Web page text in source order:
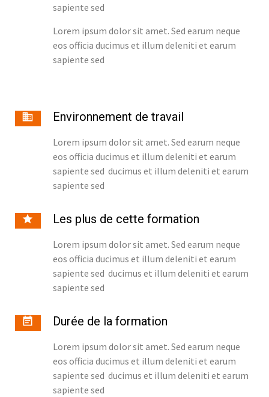
sapiente sed
Lorem ipsum dolor sit amet. Sed earum neque
eos officia ducimus et illum deleniti et earum
sapiente sed
Environnement de travail
Lorem ipsum dolor sit amet. Sed earum neque
eos officia ducimus et illum deleniti et earum
sapiente sed ducimus et illum deleniti et earum
sapiente sed
Les plus de cette formation
Lorem ipsum dolor sit amet. Sed earum neque
eos officia ducimus et illum deleniti et earum
sapiente sed ducimus et illum deleniti et earum
sapiente sed
Durée de la formation
Lorem ipsum dolor sit amet. Sed earum neque
eos officia ducimus et illum deleniti et earum
sapiente sed ducimus et illum deleniti et earum
sapiente sed